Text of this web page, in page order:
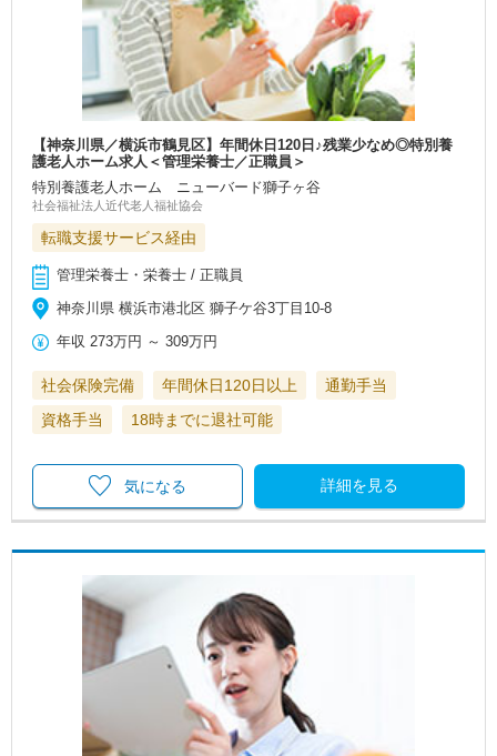
【神奈川県／横浜市鶴見区】年間休日120日♪残業少なめ◎特別養
護老人ホーム求人＜管理栄養士／正職員＞
特別養護老人ホーム ニューバード獅子ヶ谷
社会福祉法人近代老人福祉協会
転職支援サービス経由
管理栄養士・栄養士 / 正職員
神奈川県 横浜市港北区 獅子ケ谷3丁目10‐8
年収 273万円 ～309万円
社会保険完備 年間休日120日以上
通勤手当
資格手当
18時までに退社可能
詳細を見る
気になる